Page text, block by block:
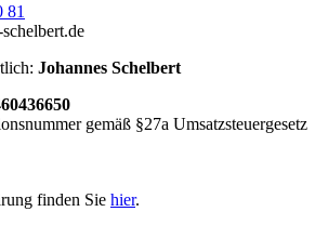
81
Johannes Schelbert
gemäß §27a Umsatzsteuergesetz
finden Sie hier.